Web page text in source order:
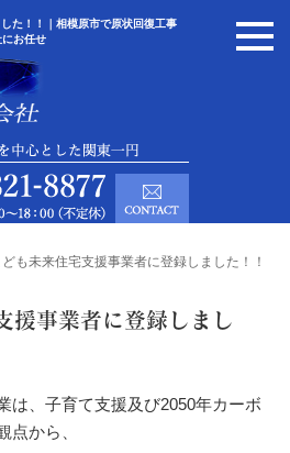
た！！｜相模原市で原状回復工事
お任せ
ども未来住宅支援事業者に登録しました！！
援事業者に登録しまし
は、⼦育て⽀援及び2050年カーボ
点から、